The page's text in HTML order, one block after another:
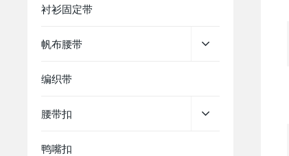
衬衫固定带
帆布腰带
编织带
腰带扣
鸭嘴扣